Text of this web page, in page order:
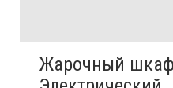
Жарочный